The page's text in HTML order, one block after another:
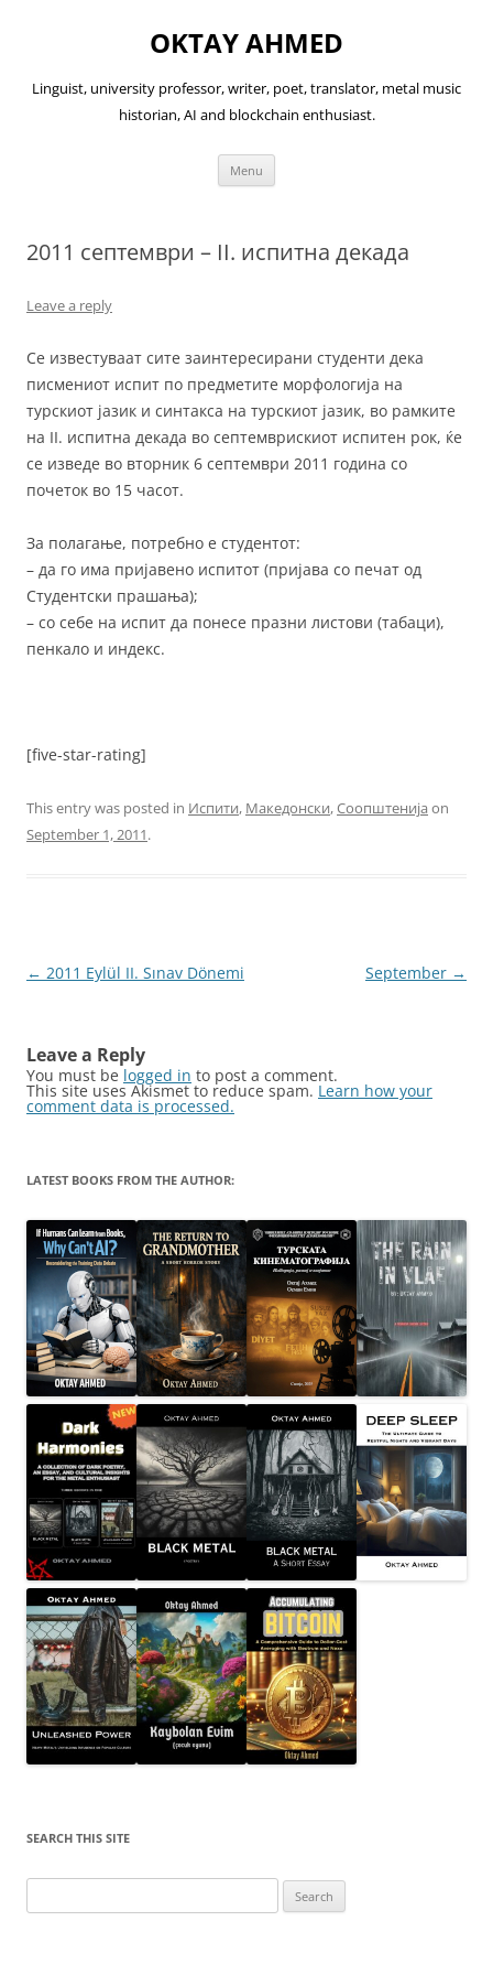
OKTAY AHMED
Linguist, university professor, writer, poet, translator, metal music
historian, AI and blockchain enthusiast.
Menu
2011 септември – II. испитна декада
Leave a reply
Се известуваат сите заинтересирани студенти дека
писмениот испит по предметите морфологија на
турскиот јазик и синтакса на турскиот јазик, во рамките
на II. испитна декада во септемврискиот испитен рок, ќе
се изведе во вторник 6 септември 2011 година со
почеток во 15 часот.
За полагање, потребно е студентот:
– да го има пријавено испитот (пријава со печат од
Студентски прашања);
– со себе на испит да понесе празни листови (табаци),
пенкало и индекс.
[five-star-rating]
This entry was posted in Испити, Македонски,Соопштенија on
September 1, 2011.
Post
← 2011 Eylül II. Sınav Dönemi September →
Leave a Reply
You must be logged in to post a comment.
This site uses Akismet to reduce spam. Learn how your
comment data is processed.
LATEST BOOKS FROM THE AUTHOR:
SEARCH THIS SITE
for: